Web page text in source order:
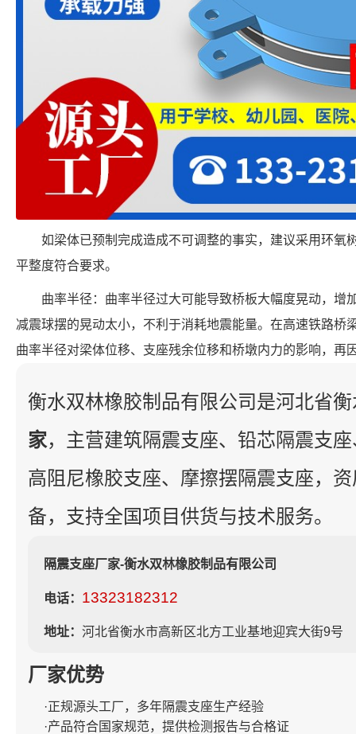
如梁体已预制完成造成不可调整的事实，建议采用环氧
平整度符合要求。
曲率半径：曲率半径过大可能导致桥板大幅度晃动，增
减震球摆的晃动太小，不利于消耗地震能量。在高速铁路桥
曲率半径对梁体位移、支座残余位移和桥墩内力的影响，再
衡水双林橡胶制品有限公司是河北省
家，主营建筑隔震支座、铅芯隔震支
高阻尼橡胶支座、摩擦摆隔震支座，
备，支持全国项目供货与技术服务。
隔震支座厂家-衡水双林橡胶制品有限公司
电话： 13323182312
地址： 河北省衡水市高新区北方工业基地迎宾大街9号
厂家优势
·正规源头工厂，多年隔震支座生产经验
·产品符合国家规范，提供检测报告与合格证